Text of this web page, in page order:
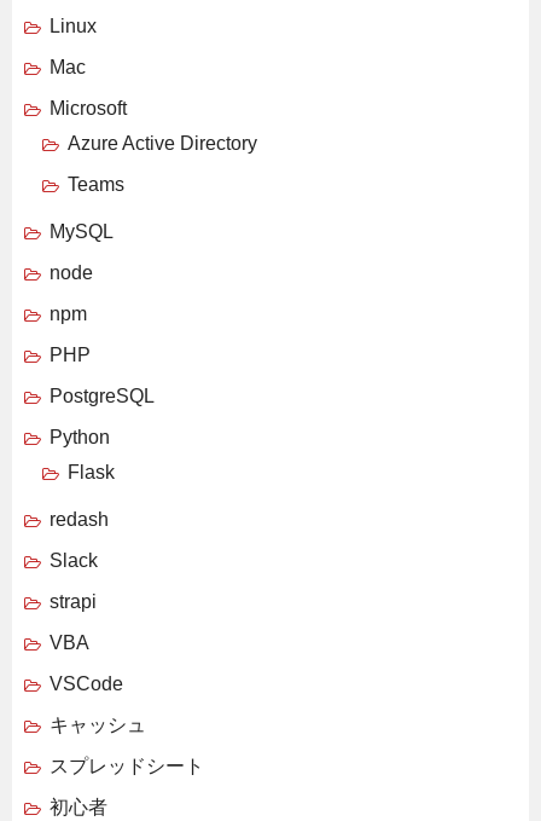
Linux
Mac
Microsoft
Azure Active Directory
Teams
MySQL
node
npm
PHP
PostgreSQL
Python
Flask
redash
Slack
strapi
VBA
VSCode
キャッシュ
スプレッドシート
初心者